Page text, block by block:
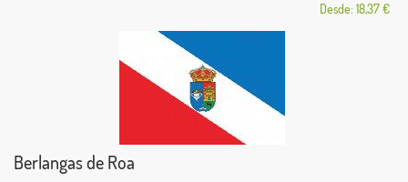
Desde: 18,37 €
Berlangas de Roa